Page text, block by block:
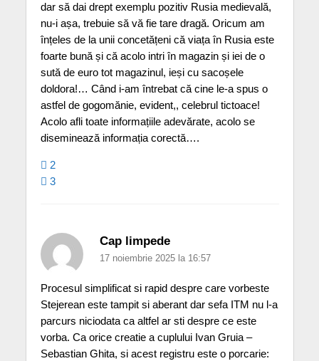
dar să dai drept exemplu pozitiv Rusia medievală,
nu-i așa, trebuie să vă fie tare dragă. Oricum am
înțeles de la unii concetățeni că viața în Rusia este
foarte bună și că acolo intri în magazin și iei de o
sută de euro tot magazinul, ieși cu sacoșele
doldora!… Când i-am întrebat că cine le-a spus o
astfel de gogomănie, evident,, celebrul tictoace!
Acolo afli toate informațiile adevărate, acolo se
diseminează informația corectă….
2
3
Cap limpede
17 noiembrie 2025 la 16:57
Procesul simplificat si rapid despre care vorbeste
Stejerean este tampit si aberant dar sefa ITM nu l-a
parcurs niciodata ca altfel ar sti despre ce este
vorba. Ca orice creatie a cuplului Ivan Gruia –
Sebastian Ghita, si acest registru este o porcarie: